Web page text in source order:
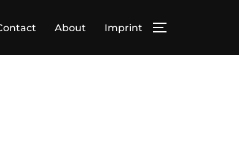
About Imprint